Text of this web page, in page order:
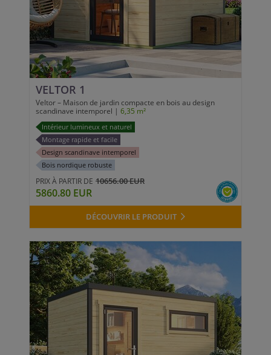
VELTOR 1
Veltor – Maison de jardin compacte en bois au design
scandinave intemporel | 6,35 m²
Intérieur lumineux et naturel
Montage rapide et facile
Design scandinave intemporel
Bois nordique robuste
PRIX À PARTIR DE 10656.00 EUR
5860.80 EUR
DÉCOUVRIR LE PRODUIT